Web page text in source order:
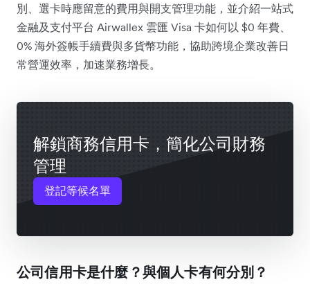
別、選卡時應留意的費用與開支管理功能，並介紹一站式
金融及支付平台 Airwallex 雲匯 Visa 卡如何以 $0 年費、
0% 海外簽帳手續費與多貨幣功能，協助跨境企業改善日
常營運效率，加速業務增長。
解鎖商務信用卡，簡化公司財務
管理
登記等候名單
公司信用卡是什麼？與個人卡有何分別？